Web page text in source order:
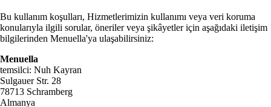
Bu kullanım koşulları, Hizmetlerimizin kullanımı veya veri koruma
konularıyla ilgili sorular, öneriler veya şikâyetler için aşağıdaki iletişim
bilgilerinden Menuella'ya ulaşabilirsiniz:
Menuella
temsilci: Nuh Kayran
Sulgauer Str. 28
78713 Schramberg
Almanya